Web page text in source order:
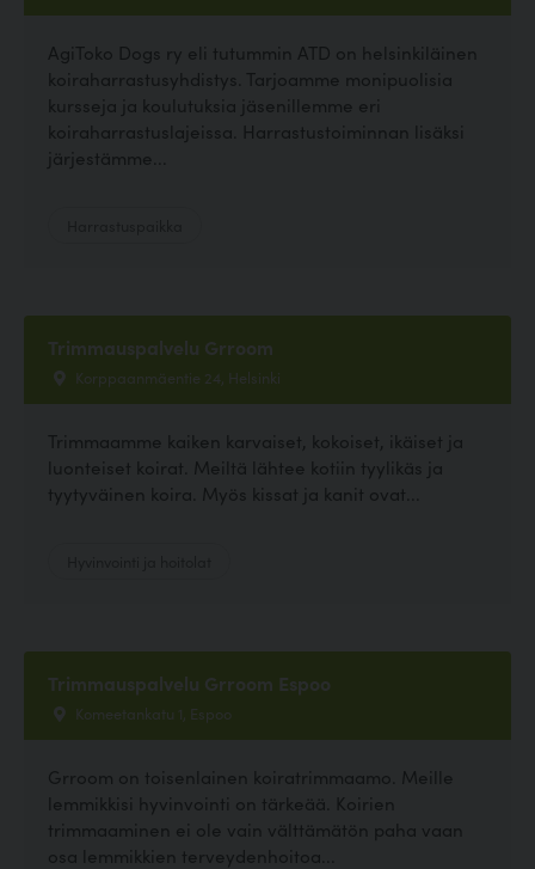
AgiToko Dogs ry eli tutummin ATD on helsinkiläinen
koiraharrastusyhdistys. Tarjoamme monipuolisia
kursseja ja koulutuksia jäsenillemme eri
koiraharrastuslajeissa. Harrastustoiminnan lisäksi
järjestämme...
Trimmauspalvelu Grroom
Korppaanmäentie 24, Helsinki
Trimmaamme kaiken karvaiset, kokoiset, ikäiset ja
luonteiset koirat. Meiltä lähtee kotiin tyylikäs ja
tyytyväinen koira. Myös kissat ja kanit ovat...
Trimmauspalvelu Grroom Espoo
Komeetankatu 1, Espoo
Grroom on toisenlainen koiratrimmaamo. Meille
lemmikkisi hyvinvointi on tärkeää. Koirien
trimmaaminen ei ole vain välttämätön paha vaan
osa lemmikkien terveydenhoitoa...